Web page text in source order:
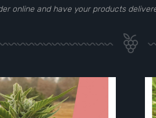
online and have your products